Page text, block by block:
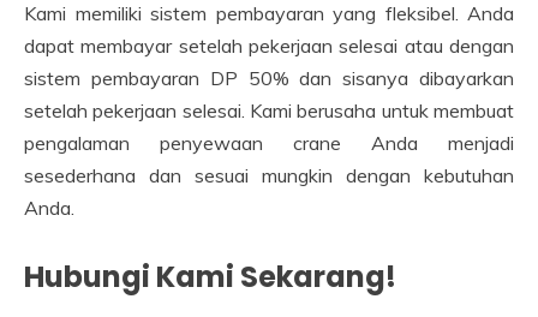
Kami memiliki sistem pembayaran yang fleksibel. Anda
dapat membayar setelah pekerjaan selesai atau dengan
sistem pembayaran DP 50% dan sisanya dibayarkan
setelah pekerjaan selesai. Kami berusaha untuk membuat
pengalaman penyewaan crane Anda menjadi
sesederhana dan sesuai mungkin dengan kebutuhan
Anda.
Hubungi Kami Sekarang!